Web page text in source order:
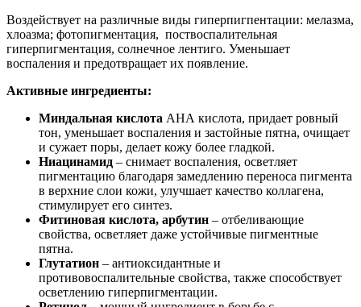
Воздействует на различные виды гиперпигпентации: мелазма,
хлоазма; фотопигментация, поствоспалительная
гиперпигментация, солнечное лентиго. Уменьшает
воспаления и предотвращает их появление.
Активные ингредиенты:
Миндальная кислота АНА кислота, придает ровный
тон, уменьшает воспаления и застойные пятна, очищает
и сужает поры, делает кожу более гладкой.
Ниацинамид – снимает воспаления, осветляет
пигментацию благодаря замедлению переноса пигмента
в верхние слои кожи, улучшает качество коллагена,
стимулирует его синтез.
Фитиновая кислота, арбутин – отбеливающие
свойства, осветляет даже устойчивые пигментные
пятна.
Глутатион – антиоксидантные и
противовоспалительные свойства, также способствует
осветлению гиперпигментации.